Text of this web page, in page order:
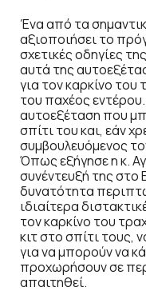
Ένα από τα
αξιοποιήσει το
σχετικές οδηγίες
αυτά της
για τον καρκίνο του
του παχέος
αυτοεξέταση που
σπίτι του και, εάν
συμβουλευόμενος
Όπως εξήγησε η κ.
συνέντευξή της στο
δυνατότητα
ιδιαίτερα
τον καρκίνο του
κιτ στο σπίτι τους,
για να μπορούν να
προχωρήσουν σε
απαιτηθεί.